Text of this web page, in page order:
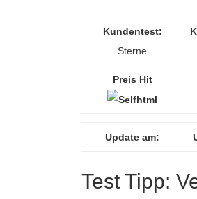
Kundentest:
Sterne
Preis Hit
Update am:
Test Tipp: